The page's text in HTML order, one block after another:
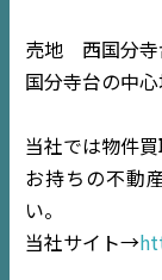
売地 西国分寺
国分寺台の中
当社では物件
お持ちの不動
い。
当社サイト→